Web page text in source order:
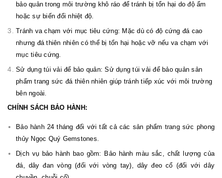
bảo quản trong môi trường khô ráo để tránh bị tổn hại do độ ẩm
hoặc sự biến đổi nhiệt độ.
Tránh va chạm với mục tiêu cứng: Mặc dù có độ cứng đá cao
nhưng đá thiên nhiên có thể bị tổn hại hoặc vỡ nếu va chạm với
mục tiêu cứng.
Sử dụng túi vải để bảo quản: Sử dụng túi vải để bảo quản sản
phẩm trang sức đá thiên nhiên giúp tránh tiếp xúc với môi trường
bên ngoài.
CHÍNH SÁCH BẢO HÀNH:
Bảo hành 24 tháng đối với tất cả các sản phẩm trang sức phong
thủy Ngọc Quý Gemstones.
Dịch vụ bảo hành bao gồm: Bảo hành màu sắc, chất lượng của
đá, dây đan vòng (đối với vòng tay), dây đeo cổ (đối với dây